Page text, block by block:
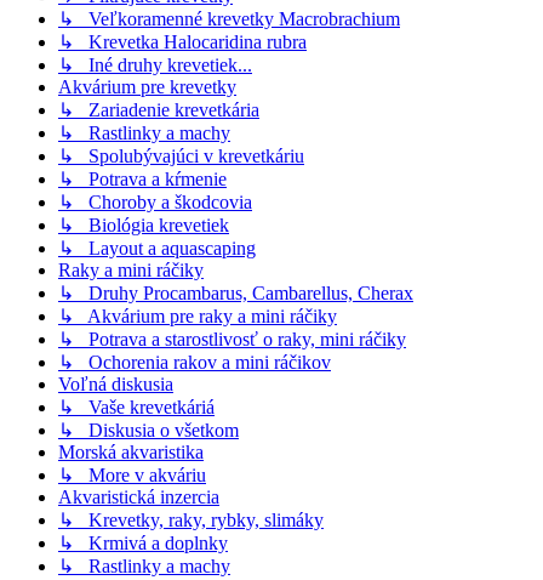
↳ Veľkoramenné krevetky Macrobrachium
↳ Krevetka Halocaridina rubra
↳ Iné druhy krevetiek...
Akvárium pre krevetky
↳ Zariadenie krevetkária
↳ Rastlinky a machy
↳ Spolubývajúci v krevetkáriu
↳ Potrava a kŕmenie
↳ Choroby a škodcovia
↳ Biológia krevetiek
↳ Layout a aquascaping
Raky a mini ráčiky
↳ Druhy Procambarus, Cambarellus, Cherax
↳ Akvárium pre raky a mini ráčiky
↳ Potrava a starostlivosť o raky, mini ráčiky
↳ Ochorenia rakov a mini ráčikov
Voľná diskusia
↳ Vaše krevetkáriá
↳ Diskusia o všetkom
Morská akvaristika
↳ More v akváriu
Akvaristická inzercia
↳ Krevetky, raky, rybky, slimáky
↳ Krmivá a doplnky
↳ Rastlinky a machy